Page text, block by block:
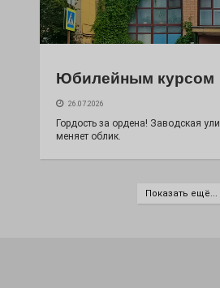
Юбилейным курсом
26.07.2026
Гордость за ордена! Заводская
меняет облик.
Показать ещё...